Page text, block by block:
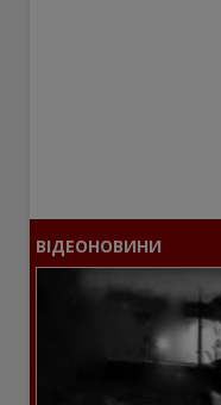
ВІДЕОНОВИНИ